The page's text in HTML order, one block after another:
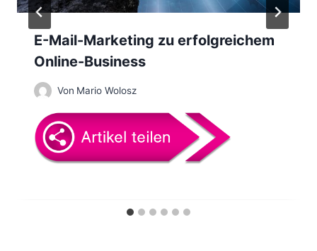
g
E-Mail-Marketing zu erfolgreichem
Online-Business
Von Mario Wolosz